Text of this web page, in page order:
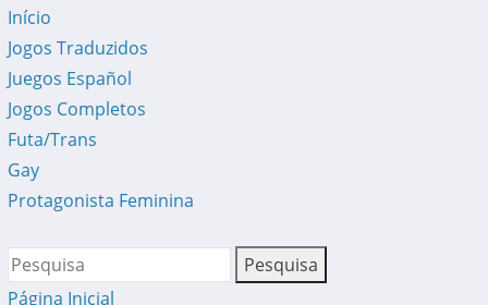
Início
Jogos Traduzidos
Juegos Español
Jogos Completos
Futa/Trans
Gay
Protagonista Feminina
Página Inicial